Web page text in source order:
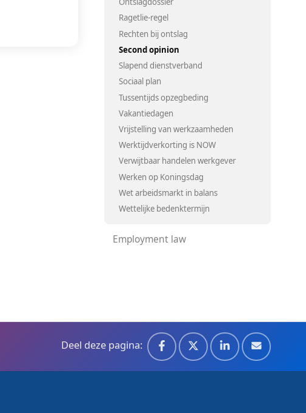
Ragetlie-regel
Rechten bij ontslag
Second opinion
Slapend dienstverband
Sociaal plan
Tussentijds opzegbeding
Vakantiedagen
Vrijstelling van werkzaamheden
Werktijdverkorting is NOW
Verwijtbaar handelen werkgever
Werken op Koningsdag
Wet arbeidsmarkt in balans
Wettelijke bedenktermijn
Employment law
Deel deze pagina: